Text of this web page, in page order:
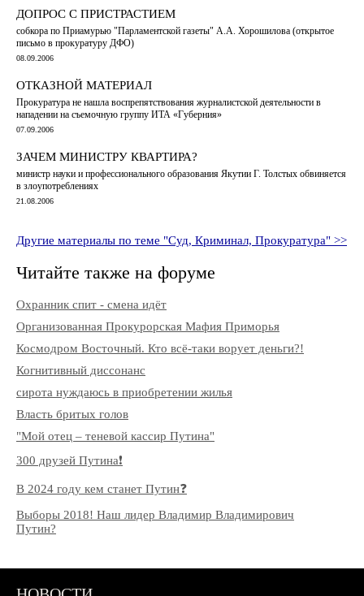
ДОПРОС С ПРИСТРАСТИЕМ
собкора по Приамурью "Парламентской газеты" А.А. Хорошилова (открытое
письмо в прокуратуру ДФО)
08.09.2006
ОТКАЗНОЙ МАТЕРИАЛ
Прокуратура не нашла воспрепятствования журналистской деятельности в
нападении на съемочную группу ИТА «Губерния»
07.09.2006
ЗАЧЕМ МИНИСТРУ КВАРТИРА?
министр науки и профессионального образования Якутии Г. Толстых обвиняется
в злоупотреблениях
21.08.2006
Другие материалы по теме "Суд, Криминал, Прокуратура" >>
Читайте также на форуме
Охранник спит - смена идёт
Организованная Прокурорская Мафия Приморья
Космодром Восточный. Кто всё-таки ворует деньги?!
Когнитивный диссонанс
сирота нуждаюсь в приобретении жилья
Власть бритых голов
"Мой отец – теневой кассир Путина"
300 друзей Путина❗️
В 2024 году кем станет Путин❓
Выборы 2018! Наш лидер Владимир Владимирович
Путин?